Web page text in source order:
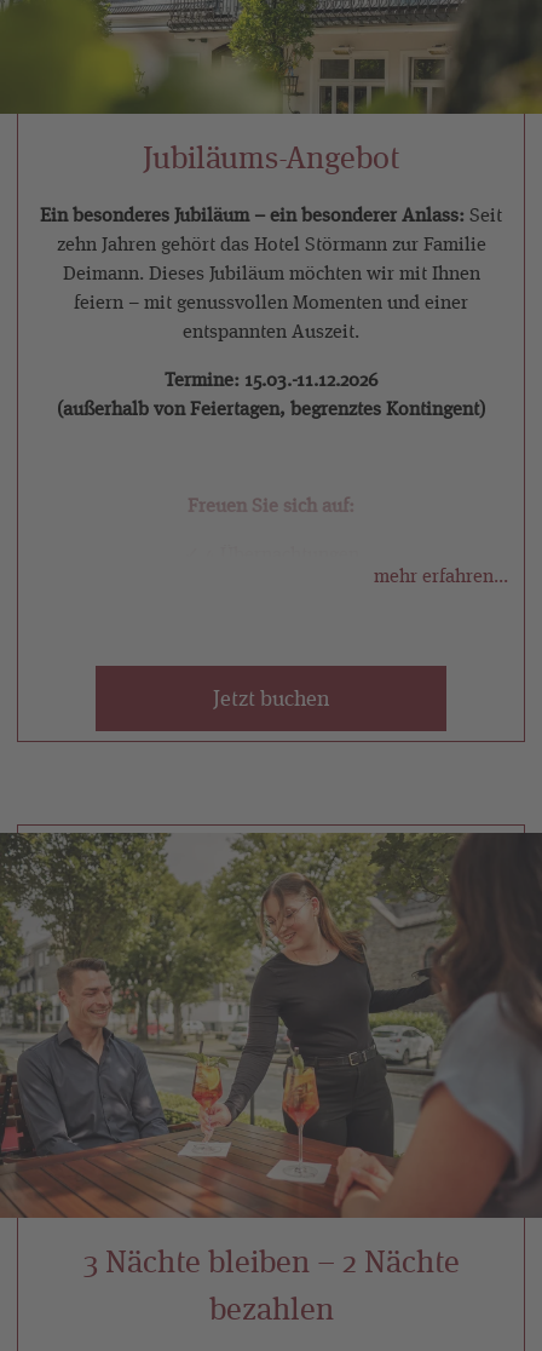
Jubiläums-Angebot
Ein besonderes Jubiläum – ein besonderer Anlass: Seit
zehn Jahren gehört das Hotel Störmann zur Familie
Deimann. Dieses Jubiläum möchten wir mit Ihnen
feiern – mit genussvollen Momenten und einer
entspannten Auszeit.
Termine: 15.03.-11.12.2026
(außerhalb von Feiertagen, begrenztes Kontingent)
Freuen Sie sich auf:
* Nicht kombinierbar mit anderen Angeboten. Nur bei
Buchungen über diesen Link oder direkt über das
Hotel. Gilt nicht für Gruppenpreise oder weitere
Sonderkonditionen.
mehr erfahren...
Jetzt buchen
3 Nächte bleiben – 2 Nächte
bezahlen